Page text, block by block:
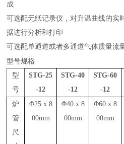
成
可选配无纸记录仪，对升温曲线的实
据进行分析和打印
可选配单通道或者多通道气体质量流
型号规格
型
号
STG-25
-12
STG-40
-12
STG-60
-12
炉
管
尺
Φ25 x 8
00mm
Φ40 x 8
00mm
Φ60 x 8
00mm